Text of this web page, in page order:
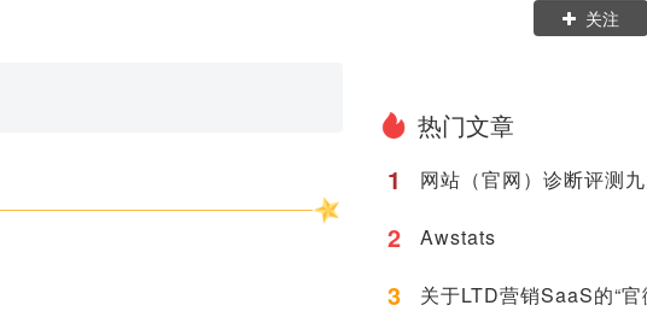
关注
热门文章
1
网站（官网）诊断评测
2 Awstats
3 关于LTD营销SaaS的“官